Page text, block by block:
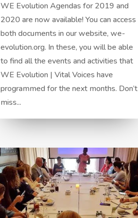
WE Evolution Agendas for 2019 and
2020 are now available! You can access
both documents in our website, we-
evolution.org. In these, you will be able
to find all the events and activities that
WE Evolution | Vital Voices have
programmed for the next months. Don’t
miss...